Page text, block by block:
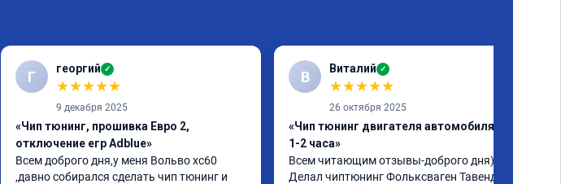
Г георгий ✓
★★★★★
9 декабря 2025
«Чип тюнинг, прошивка Евро 2,
отключение егр Adblue»
Всем доброго дня,у меня Вольво xc60
,давно собирался сделать чип тюнинг и
В Виталий ✓
★★★★★
26 октября 2025
«Чип тюнинг двигателя автомобиля за
1-2 часа»
Всем читающим отзывы-доброго дня))
Делал чиптюнинг Фольксваген Тавендор.